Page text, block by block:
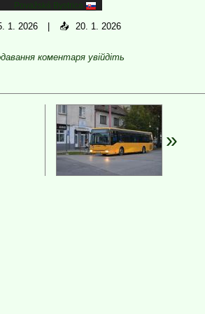
Považská Bystrica
1. 2026 📤 20. 1. 2026
коментаря увійдіть